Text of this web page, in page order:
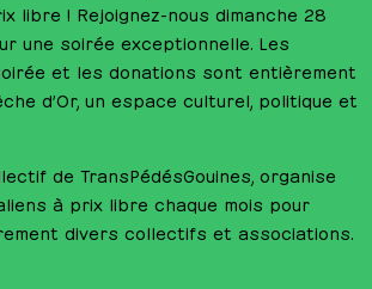
libre ! Rejoignez-nous dimanche 28
une soirée exceptionnelle. Les
et les donations sont entièrement
d’Or, un espace culturel, politique et
de TransPédésGouines, organise
à prix libre chaque mois pour
divers collectifs et associations.